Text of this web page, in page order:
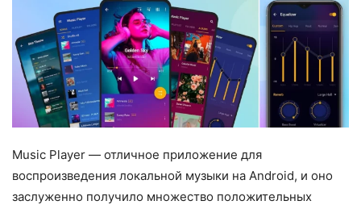
Music Player — отличное приложение для
воспроизведения локальной музыки на Android, и оно
заслуженно получило множество положительных